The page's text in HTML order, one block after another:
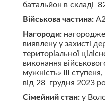
батальйон в
Військова частина:
Нагороди:
виявлену у захисті
територіальної
виконання
мужність» ІІІ
від 28 грудня 2023
Сімейний стан: у